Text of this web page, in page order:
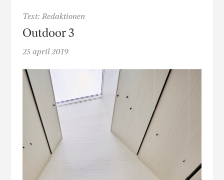
Text: Redaktionen
Outdoor 3
25 april 2019